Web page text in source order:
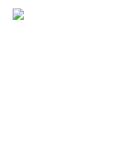
Skip